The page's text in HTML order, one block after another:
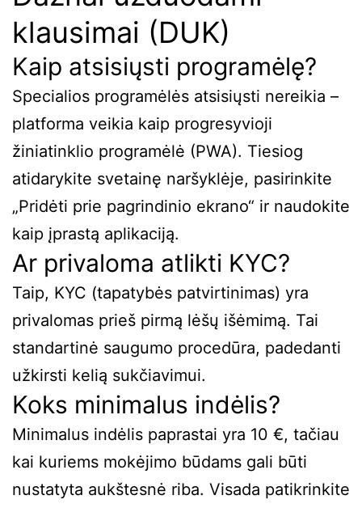
klausimai (DUK)
Kaip atsisiųsti programėlę?
Specialios programėlės atsisiųsti nereikia –
platforma veikia kaip progresyvioji
žiniatinklio programėlė (PWA). Tiesiog
atidarykite svetainę naršyklėje, pasirinkite
„Pridėti prie pagrindinio ekrano“ ir naudokite
kaip įprastą aplikaciją.
Ar privaloma atlikti KYC?
Taip, KYC (tapatybės patvirtinimas) yra
privalomas prieš pirmą lėšų išėmimą. Tai
standartinė saugumo procedūra, padedanti
užkirsti kelią sukčiavimui.
Koks minimalus indėlis?
Minimalus indėlis paprastai yra 10 €, tačiau
kai kuriems mokėjimo būdams gali būti
nustatyta aukštesnė riba. Visada patikrinkite